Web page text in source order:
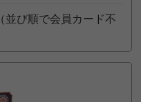
並び順で会員カード不